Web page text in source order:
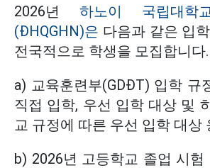
2026년 하노이 국립대학
(ĐHQGHN)은 다음과 같은 입
전국적으로 학생을 모집합니다.
a) 교육훈련부(GDĐT) 입학 규
직접 입학, 우선 입학 대상 및
교 규정에 따른 우선 입학 대상
b) 2026년 고등학교 졸업 시험